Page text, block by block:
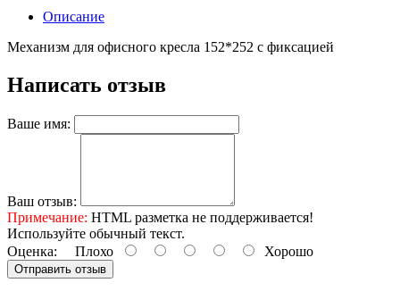
Описание
Механизм для офисного кресла 152*252 с фиксацией
Написать отзыв
Ваше имя:
Ваш отзыв:
Примечание: HTML разметка не поддерживается!
Используйте обычный текст.
Оценка: Плохо Хорошо
Отправить отзыв